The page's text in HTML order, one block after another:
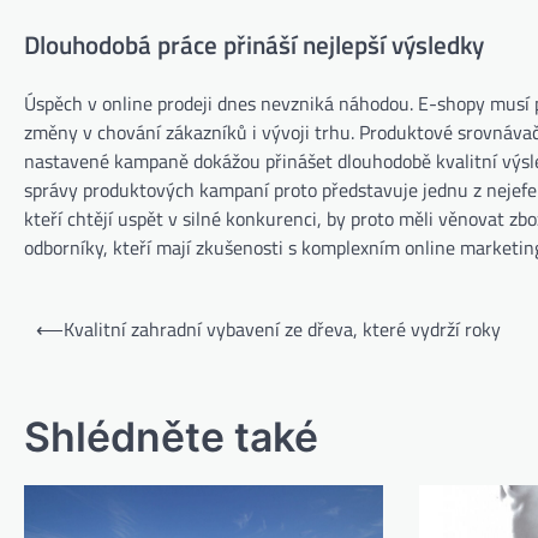
Dlouhodobá práce přináší nejlepší výsledky
Úspěch v online prodeji dnes nevzniká náhodou. E-shopy
změny v chování zákazníků i vývoji trhu. Produktové
nastavené kampaně dokážou přinášet dlouhodobě kvalitní
správy produktových kampaní proto představuje jednu z
kteří chtějí uspět v silné konkurenci, by proto měli věnovat
odborníky, kteří mají zkušenosti s komplexním online
Navigace
⟵Kvalitní zahradní vybavení ze dřeva, které vydrží roky
Shlédněte také